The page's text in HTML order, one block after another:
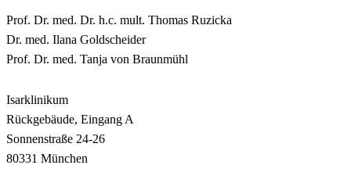
Prof. Dr. med. Dr. h.c. mult. Thomas Ruzicka
Dr. med. Ilana Goldscheider
Prof. Dr. med. Tanja von Braunmühl
Isarklinikum
Rückgebäude, Eingang A
Sonnenstraße 24-26
80331 München